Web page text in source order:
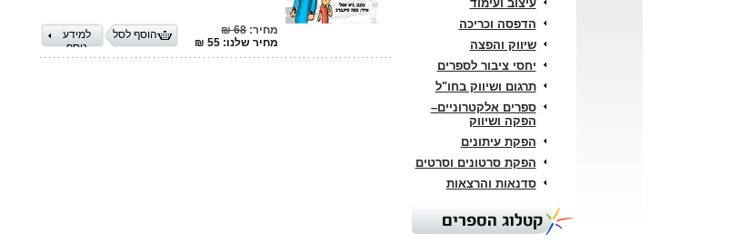
עיצוב ועימוד
הדפסה וכריכה
שיווק והפצה
יחסי ציבור לספרים
תרגום ושיווק בחו"ל
ספרים אלקטרוניים–
הפקה ושיווק
הפקת עיתונים
הפקת סרטונים וסרטים
סדנאות והרצאות
קטלוג הספרים
מחיר:68 ₪
מחיר שלנו: 55 ₪
למידע
נוסף
הוסף לסל